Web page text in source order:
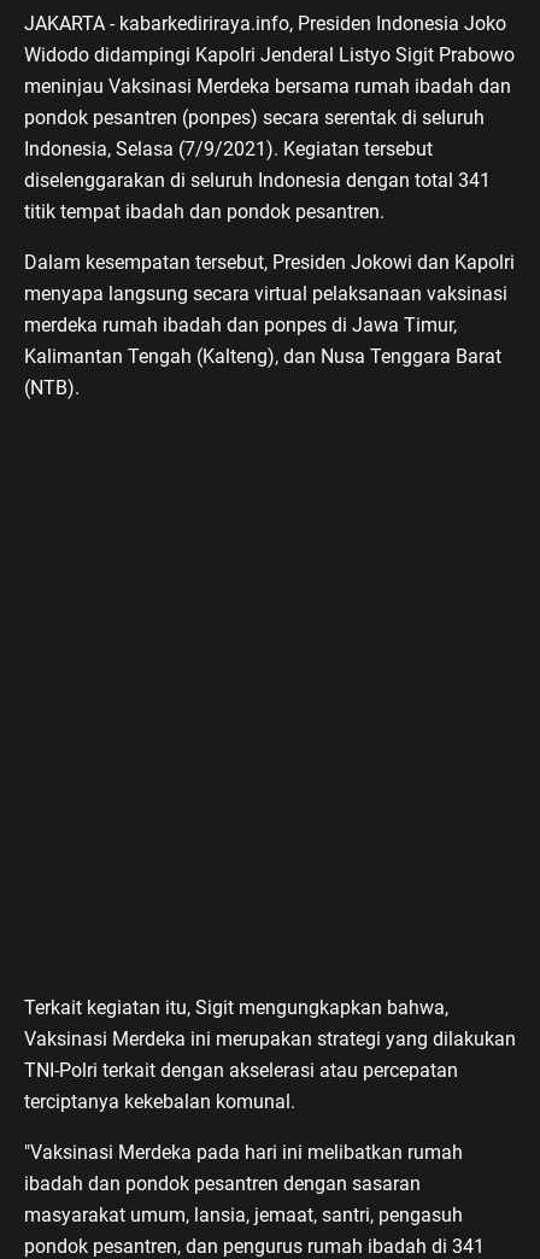
JAKARTA - kabarkediriraya.info, Presiden Indonesia Joko
Widodo didampingi Kapolri Jenderal Listyo Sigit Prabowo
meninjau Vaksinasi Merdeka bersama rumah ibadah dan
pondok pesantren (ponpes) secara serentak di seluruh
Indonesia, Selasa (7/9/2021). Kegiatan tersebut
diselenggarakan di seluruh Indonesia dengan total 341
titik tempat ibadah dan pondok pesantren.
Dalam kesempatan tersebut, Presiden Jokowi dan Kapolri
menyapa langsung secara virtual pelaksanaan vaksinasi
merdeka rumah ibadah dan ponpes di Jawa Timur,
Kalimantan Tengah (Kalteng), dan Nusa Tenggara Barat
(NTB).
Terkait kegiatan itu, Sigit mengungkapkan bahwa,
Vaksinasi Merdeka ini merupakan strategi yang dilakukan
TNI-Polri terkait dengan akselerasi atau percepatan
terciptanya kekebalan komunal.
"Vaksinasi Merdeka pada hari ini melibatkan rumah
ibadah dan pondok pesantren dengan sasaran
masyarakat umum, lansia, jemaat, santri, pengasuh
pondok pesantren, dan pengurus rumah ibadah di 341